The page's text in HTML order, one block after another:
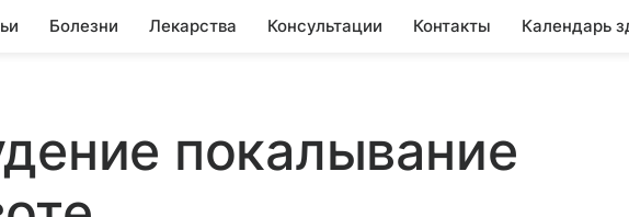
Болезни Лекарства Консультации Контакты Календарь
покалывание